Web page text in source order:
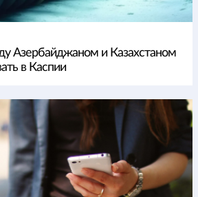
Азербайджаном и Казахстаном
в Каспии